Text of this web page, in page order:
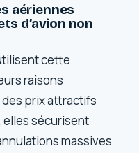
aériennes
d’avion non
cette
raisons
prix attractifs
elles sécurisent
massives